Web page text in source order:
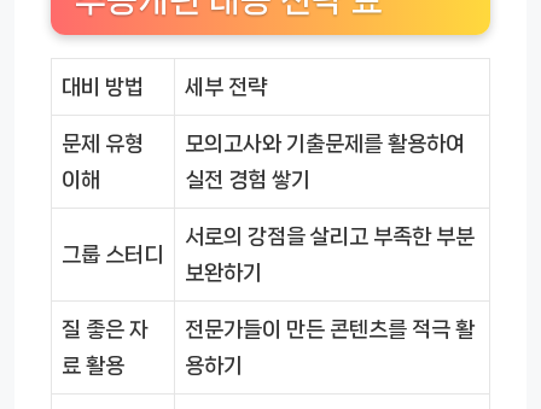
대비 방법 세부 전략
문제 유형
이해
모의고사와 기출문제를 활용하여
실전 경험 쌓기
그룹 스터디
서로의 강점을 살리고 부족한 부분
보완하기
질 좋은 자
료 활용
전문가들이 만든 콘텐츠를 적극 활
용하기